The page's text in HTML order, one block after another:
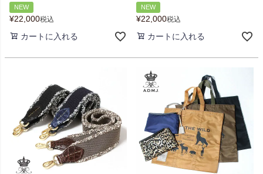
NEW
¥22,000税込
カートに入れる
NEW
¥22,000税込
カートに入れる